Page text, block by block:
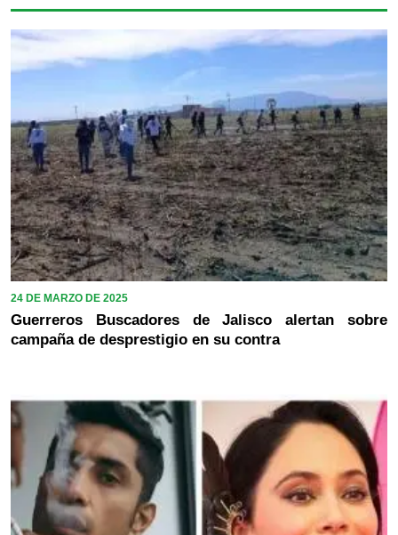
24 DE MARZO DE 2025
Guerreros Buscadores de Jalisco alertan sobre
campaña de desprestigio en su contra